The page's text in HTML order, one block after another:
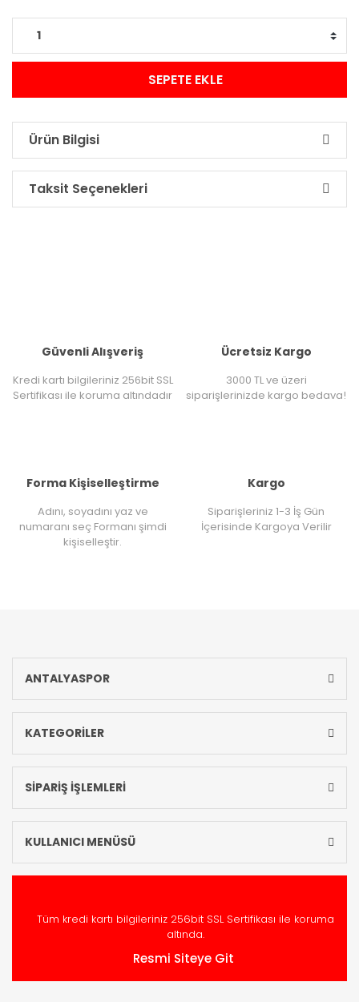
SEPETE EKLE
Ürün Bilgisi
Taksit Seçenekleri
Güvenli Alışveriş
Kredi kartı bilgileriniz 256bit SSL
Sertifikası ile koruma altındadır
Ücretsiz Kargo
3000 TL ve üzeri
siparişlerinizde kargo bedava!
Forma Kişiselleştirme
Adını, soyadını yaz ve
numaranı seç Formanı şimdi
kişiselleştir.
Kargo
Siparişleriniz 1-3 İş Gün
İçerisinde Kargoya Verilir
ANTALYASPOR
KATEGORİLER
SİPARİŞ İŞLEMLERİ
KULLANICI MENÜSÜ
Tüm kredi kartı bilgileriniz 256bit SSL Sertifikası ile koruma
altında.
Resmi Siteye Git